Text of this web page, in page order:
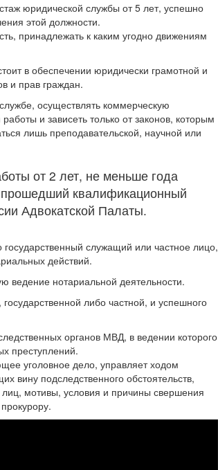
юридической службы от 5 лет, успешно
этой должности.
принадлежать к каким угодно движениям
в обеспечении юридически грамотной и
и прав граждан.
осуществлять коммерческую
и зависеть только от законов, которым
лишь преподавательской, научной или
от 2 лет, не меньше года
квалификационный
Адвокатской Палаты.
служащий или частное лицо,
действий.
ведение нотариальной деятельности.
либо частной, и успешного
органов МВД, в ведении которого
преступлений.
уголовное дело, управляет ходом
вину подследственного обстоятельств,
лиц, мотивы, условия и причины свершения